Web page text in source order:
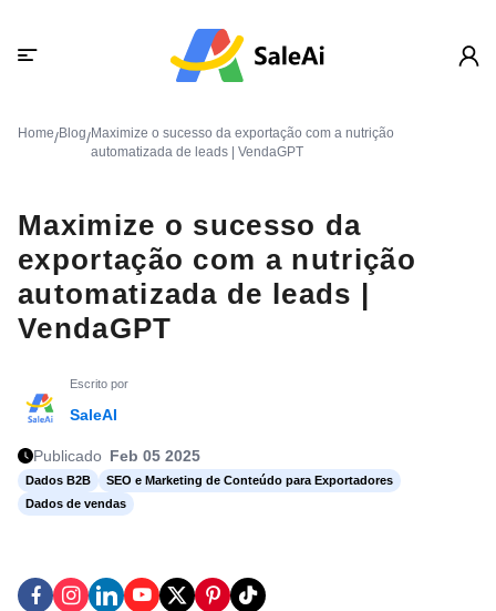
Home/Blog/Maximize o sucesso da exportação com a nutrição
automatizada de leads | VendaGPT
Maximize o sucesso da
exportação com a nutrição
automatizada de leads |
VendaGPT
Escrito por
SaleAI
Publicado Feb 05 2025
Dados B2B
SEO e Marketing de Conteúdo para Exportadores
Dados de vendas